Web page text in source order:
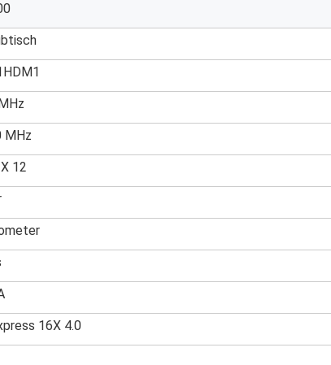
MHz
12
16X 4.0